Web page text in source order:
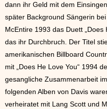
dann ihr Geld mit dem
später Background Sängerin
McEntire 1993 das Duett
das ihr Durchbruch. Der Titel
amerikanischen Billboard
mit „Does He Love You“ 1994
gesangliche Zusammenarbeit
folgenden Alben von Davis
verheiratet mit Lang Scott und